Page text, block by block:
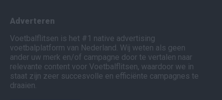
Adverteren
Voetbalflitsen is het #1 native advertising
voetbalplatform van Nederland. Wij weten als geen
ander uw merk en/of campagne door te vertalen naar
relevante content voor Voetbalflitsen, waardoor we in
staat zijn zeer succesvolle en efficiënte campagnes te
draaien.